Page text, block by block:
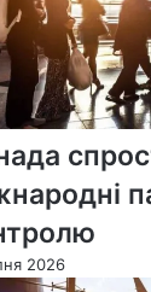
2026